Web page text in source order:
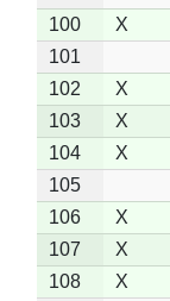
100
X
101
102
X
103
X
104
X
105
106
X
107
X
108
X